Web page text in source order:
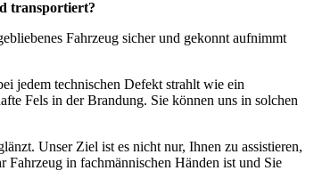
transportiert?
Fahrzeug sicher und gekonnt aufnimmt
jedem technischen Defekt strahlt wie ein
Fels in der Brandung. Sie können uns in solchen
Unser Ziel ist es nicht nur, Ihnen zu assistieren,
Fahrzeug in fachmännischen Händen ist und Sie